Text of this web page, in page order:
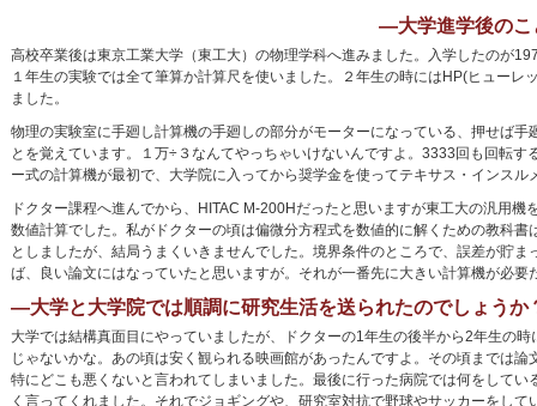
―大学進学後のこ
高校卒業後は東京工業大学（東工大）の物理学科へ進みました。入学したのが
１年生の実験では全て筆算か計算尺を使いました。２年生の時にはHP(ヒュー
ました。
物理の実験室に手廻し計算機の手廻しの部分がモーターになっている、押せば
とを覚えています。１万÷３なんてやっちゃいけないんですよ。3333回も回転
ー式の計算機が最初で、大学院に入ってから奨学金を使ってテキサス・インス
ドクター課程へ進んでから、HITAC M-200Hだったと思いますが東工大の汎用
数値計算でした。私がドクターの頃は偏微分方程式を数値的に解くための教科
としましたが、結局うまくいきませんでした。境界条件のところで、誤差が貯
ば、良い論文にはなっていたと思いますが。それが一番先に大きい計算機が必要
―大学と大学院では順調に研究生活を送られたのでしょうか
大学では結構真面目にやっていましたが、ドクターの1年生の後半から2年生の
じゃないかな。あの頃は安く観られる映画館があったんですよ。その頃までは
特にどこも悪くないと言われてしまいました。最後に行った病院では何をして
く言ってくれました。それでジョギングや、研究室対抗で野球やサッカーをし